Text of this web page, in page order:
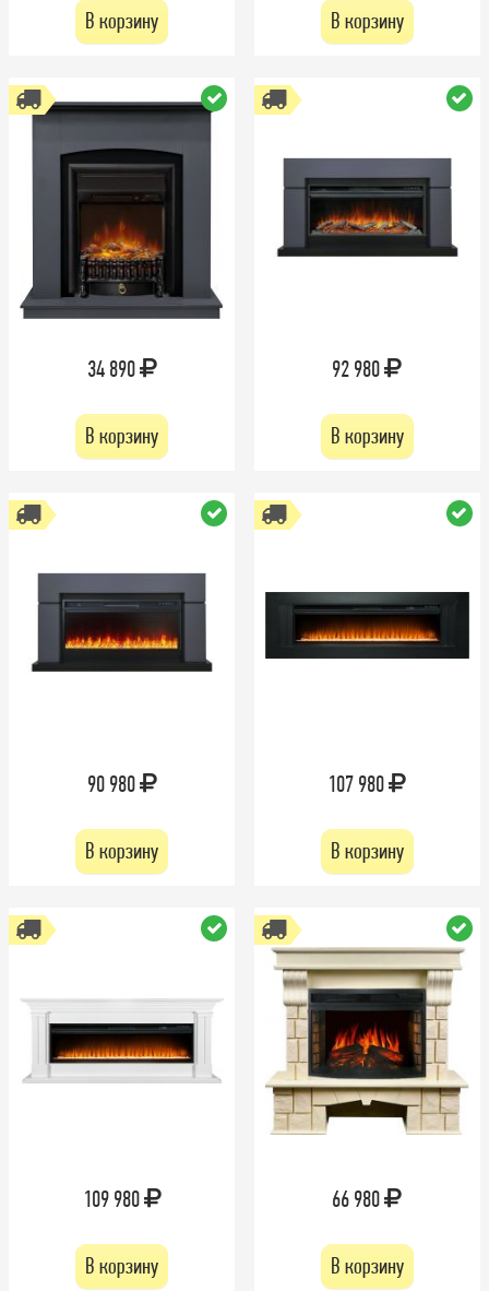
В корзину В корзину
34 890
В корзину
92 980
В корзину
90 980
В корзину
107 980
В корзину
109 980
В корзину
66 980
В корзину